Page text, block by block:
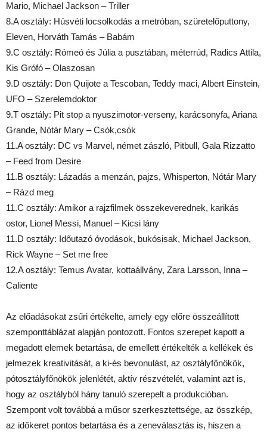
Mario, Michael Jackson – Triller
8.A osztály: Húsvéti locsolkodás a metróban, szüretelőputtony,
Eleven, Horváth Tamás – Babám
9.C osztály: Rómeó és Júlia a pusztában, méterrúd, Radics Attila,
Kis Grófó – Olaszosan
9.D osztály: Don Quijote a Tescoban, Teddy maci, Albert Einstein,
UFO – Szerelemdoktor
9.T osztály: Pit stop a nyuszimotor-verseny, karácsonyfa, Ariana
Grande, Nótár Mary – Csók,csók
11.A osztály: DC vs Marvel, német zászló, Pitbull, Gala Rizzatto
– Feed from Desire
11.B osztály: Lázadás a menzán, pajzs, Whisperton, Nótár Mary
– Rázd meg
11.C osztály: Amikor a rajzfilmek összekeverednek, karikás
ostor, Lionel Messi, Manuel – Kicsi lány
11.D osztály: Időutazó óvodások, bukósisak, Michael Jackson,
Rick Wayne – Set me free
12.A osztály: Temus Avatar, kottaállvány, Zara Larsson, Inna –
Caliente
Az előadásokat zsűri értékelte, amely egy előre összeállított
szemponttáblázat alapján pontozott. Fontos szerepet kapott a
megadott elemek betartása, de emellett értékelték a kellékek és
jelmezek kreativitását, a ki-és bevonulást, az osztályfőnökök,
pótosztályfőnökök jelenlétét, aktív részvételét, valamint azt is,
hogy az osztályból hány tanuló szerepelt a produkcióban.
Szempont volt továbbá a műsor szerkesztettsége, az összkép,
az időkeret pontos betartása és a zeneválasztás is, hiszen a